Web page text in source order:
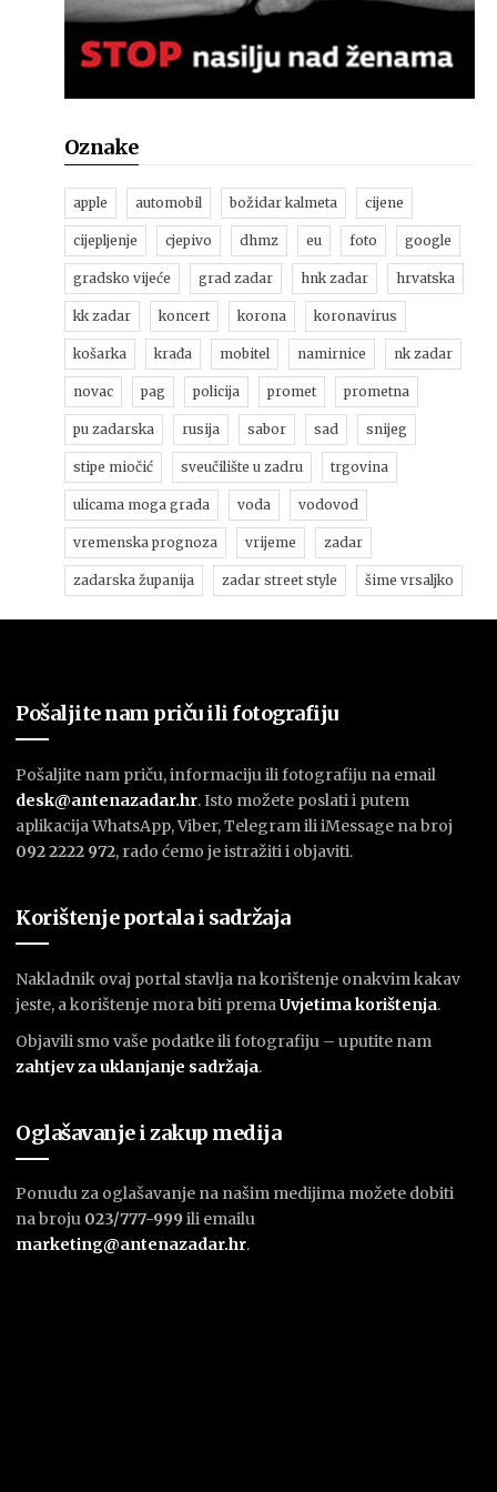
Oznake
apple automobil božidar kalmeta cijene
cijepljenje cjepivo dhmz eu foto google
gradsko vijeće grad zadar hnk zadar hrvatska
kk zadar koncert korona koronavirus
košarka krađa mobitel namirnice nk zadar
novac pag policija promet prometna
pu zadarska rusija sabor sad snijeg
stipe miočić sveučilište u zadru trgovina
ulicama moga grada voda vodovod
vremenska prognoza vrijeme zadar
zadarska županija zadar street style šime vrsaljko
Pošaljite nam priču ili fotografiju
Pošaljite nam priču, informaciju ili fotografiju na email
desk@antenazadar.hr. Isto možete poslati i putem
aplikacija WhatsApp, Viber, Telegram ili iMessage na broj
092 2222 972, rado ćemo je istražiti i objaviti.
Korištenje portala i sadržaja
Nakladnik ovaj portal stavlja na korištenje onakvim kakav
jeste, a korištenje mora biti premaUvjetima korištenja.
Objavili smo vaše podatke ili fotografiju – uputite nam
zahtjev za uklanjanje sadržaja.
Oglašavanje i zakup medija
Ponudu za oglašavanje na našim medijima možete dobiti
na broju 023/777-999 ili emailu
marketing@antenazadar.hr.